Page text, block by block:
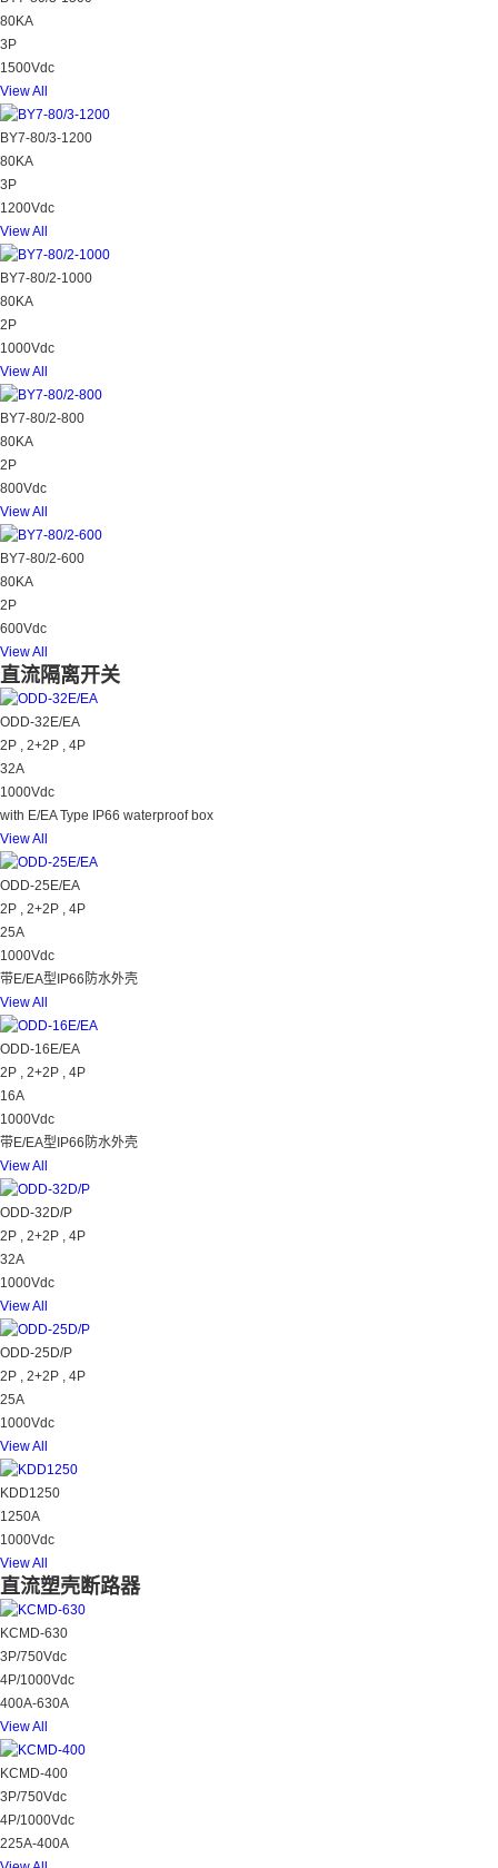
80KA
3P
1500Vdc
View All
BY7-80/3-1200
80KA
3P
1200Vdc
View All
BY7-80/2-1000
80KA
2P
1000Vdc
View All
BY7-80/2-800
80KA
2P
800Vdc
View All
BY7-80/2-600
80KA
2P
600Vdc
View All
直流隔离开关
ODD-32E/EA
2P , 2+2P , 4P
32A
1000Vdc
with E/EA Type IP66 waterproof box
View All
ODD-25E/EA
2P , 2+2P , 4P
25A
1000Vdc
带E/EA型IP66防水外壳
View All
ODD-16E/EA
2P , 2+2P , 4P
16A
1000Vdc
带E/EA型IP66防水外壳
View All
ODD-32D/P
2P , 2+2P , 4P
32A
1000Vdc
View All
ODD-25D/P
2P , 2+2P , 4P
25A
1000Vdc
View All
KDD1250
1250A
1000Vdc
View All
直流塑壳断路器
KCMD-630
3P/750Vdc
4P/1000Vdc
400A-630A
View All
KCMD-400
3P/750Vdc
4P/1000Vdc
225A-400A